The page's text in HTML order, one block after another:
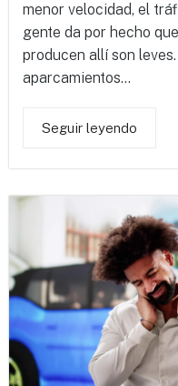
menor velocidad, el
gente da por hecho
producen allí son
aparcamientos...
Seguir leyendo